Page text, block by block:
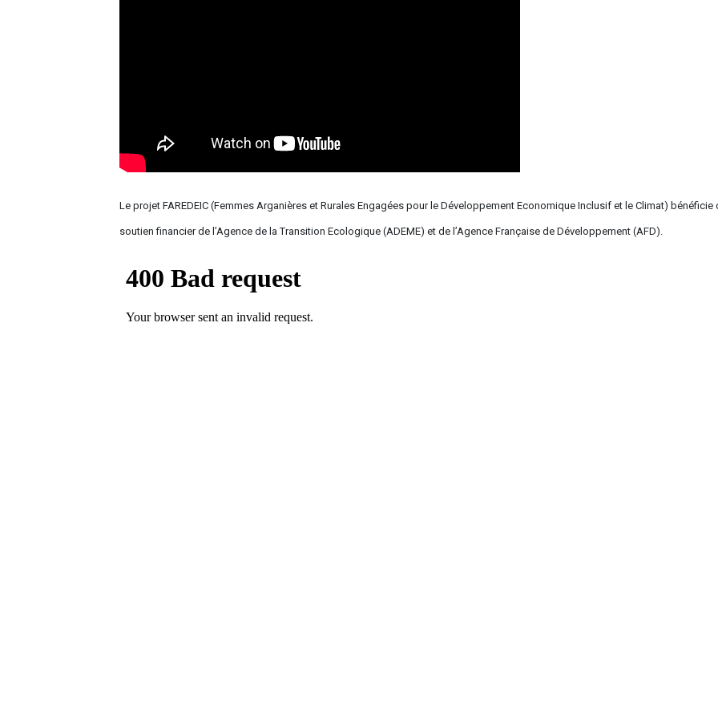
Le projet FAREDEIC (Femmes Arganières et Rurales Engagées pour le Développement Economique Inclusif et le Climat) bénéficie
soutien financier de l’Agence de la Transition Ecologique (ADEME) et de l’Agence Française de Développement (AFD).